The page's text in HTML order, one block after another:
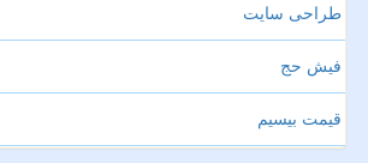
طراحی سایت
فیش حج
قیمت بیسیم